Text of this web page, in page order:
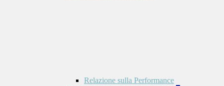
Relazione sulla Performance